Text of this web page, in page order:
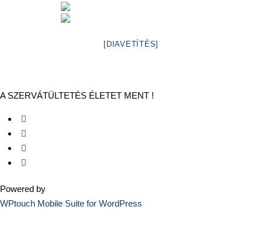
[DIAVETÍTÉS]
A SZERVÁTÜLTETÉS ÉLETET MENT !
Powered by
WPtouch Mobile Suite for WordPress